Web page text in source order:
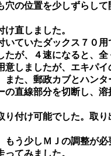
穴の位置を少しずらし
直しました。
いていたダックス７０
たが、４速になると、
意しましたが、エキパ
また、郵政カブとハン
の直線部分を切断し、
り付け可能でした。取
もう少しＭＪの調整が
てみました。